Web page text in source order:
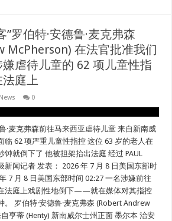
”罗伯特·安德鲁·麦克弗森
McPherson) 在法官批准我们
虐待儿童的 62 项儿童性指
庭上
0
·麦克弗森前往马来西亚虐待儿童 来自新南威
临 62 项严重儿童性指控 这位 63 岁的老人在
钟就倒下了 他被担架抬出法庭 经过 PAUL
新闻记者 发表： 2026 年 7 月 8 日美国东部时
7 月 8 日美国东部时间 02:27 一名涉嫌前往
法庭上戏剧性地倒下——就在媒体对其指控
罗伯特·安德鲁·麦克弗森 (Robert Andrew
亨蒂 (Henty) 新南威尔士州正面 墨尔本 治安